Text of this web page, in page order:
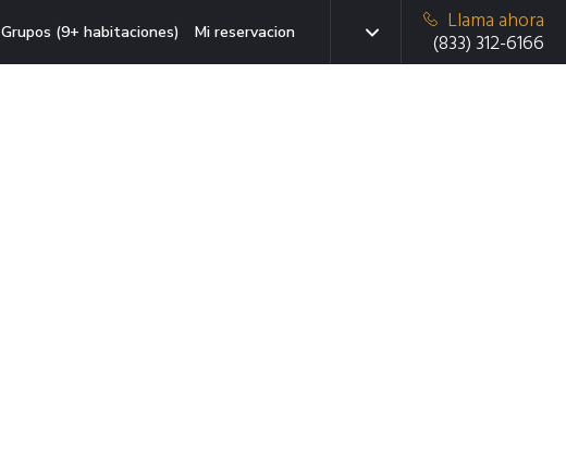
Grupos (9+ habitaciones) Mi reservacion
Llama ahora
(833) 312-6166